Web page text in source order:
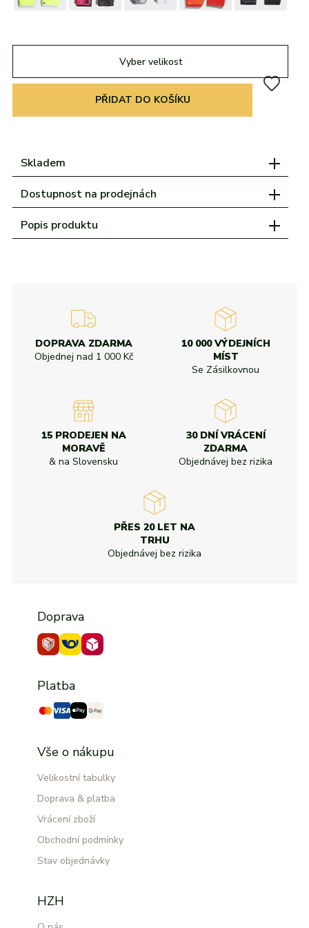
adidas Nike Puma Kama Northfinder
Eisbär
Všechny značky
Vyber velikost
PŘIDAT DO KOŠÍKU
Skladem
Dostupnost na prodejnách
Popis produktu
DOPRAVA ZDARMA
Objednej nad 1 000 Kč
10 000 VÝDEJNÍCH
MÍST
Se Zásilkovnou
15 PRODEJEN NA
MORAVĚ
& na Slovensku
30 DNÍ VRÁCENÍ
ZDARMA
Objednávej bez rizika
PŘES 20 LET NA
TRHU
Objednávej bez rizika
Doprava
Platba
Vše o nákupu
Velikostní tabulky
Doprava & platba
Vrácení zboží
Obchodní podmínky
Stav objednávky
HZH